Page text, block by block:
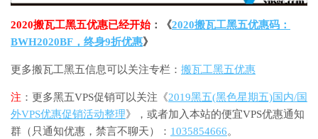
2020搬瓦工黑五优惠已经开始 ：《2020搬瓦工黑五优惠码：
BWH2020BF，终身9折优惠》
更多搬瓦工黑五信息可以关注专栏： 搬瓦工黑五优惠
注 ：更多黑五VPS促销可以关注《2019黑五(黑色星期五)国内/国
外VPS优惠促销活动整理》，或者加入本站的便宜VPS优惠通知
群（只通知优惠，禁言不聊天）： 1035854666。